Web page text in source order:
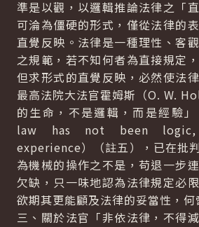
準是以觀，以邏輯推論法律之「
可淪為僵硬的形式，僅從法律的
直覺反映。法律是一種理性、客
之規範，若不知何者為直接規定
但求形式的直覺反映，必然使法
最高法院大法官霍姆斯（O. W.
的生命，不是邏輯，而是經驗
law has not been
experience）（註五），已在批
為機械的操作之不是，苟退一步
欠缺，只一味地認為法律規定必
欲期其更能顧及法律的妥當性，何
三、關於法官「非依法律，不得